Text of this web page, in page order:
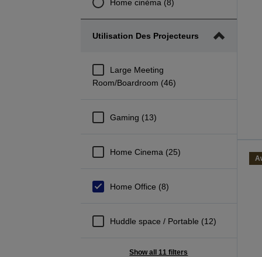
Home cinéma (8)
Utilisation Des Projecteurs
Large Meeting
Room/Boardroom (46)
Gaming (13)
Home Cinema (25)
Home Office (8)
Huddle space / Portable (12)
Show all 11 filters